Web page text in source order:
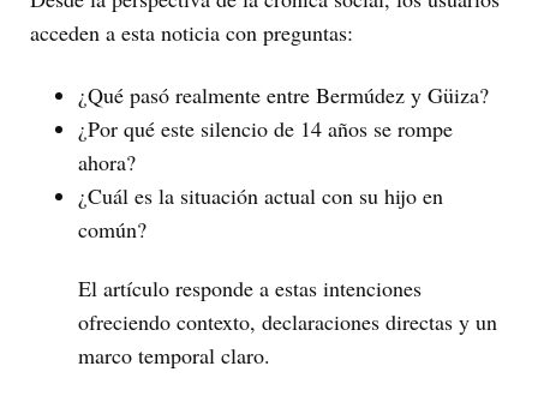
acceden a esta noticia con preguntas:
¿Qué pasó realmente entre Bermúdez y Güiza?
¿Por qué este silencio de 14 años se rompe
ahora?
¿Cuál es la situación actual con su hijo en
común?
El artículo responde a estas intenciones
ofreciendo contexto, declaraciones directas y un
marco temporal claro.